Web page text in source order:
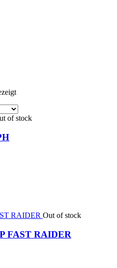
of stock
Out of stock
FAST RAIDER